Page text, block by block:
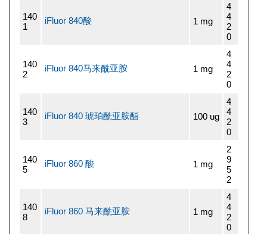
140
1
iFluor 840酸 1 mg
4
4
2
0
140
2
iFluor 840马来酰亚胺 1 mg
4
4
2
0
140
3
iFluor 840 琥珀酰亚胺酯 100 ug
4
4
2
0
140
5
iFluor 860 酸 1 mg
2
9
5
2
140
8
iFluor 860 马来酰亚胺 1 mg
4
4
2
0